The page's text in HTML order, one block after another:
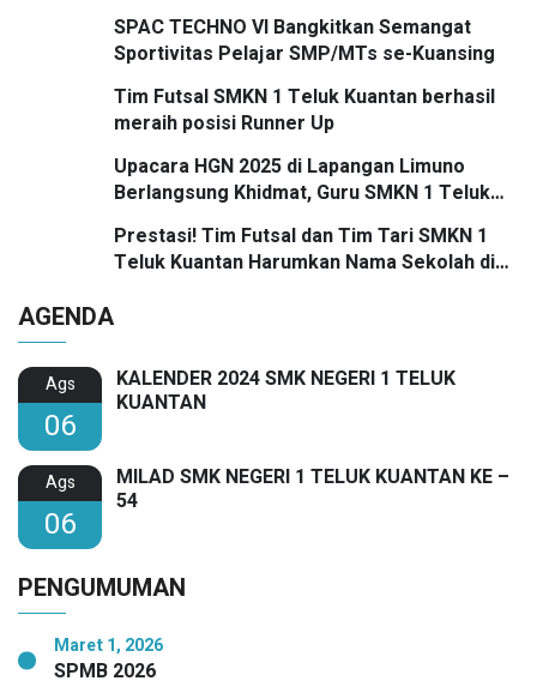
SPAC TECHNO VI Bangkitkan Semangat
Sportivitas Pelajar SMP/MTs se-Kuansing
Tim Futsal SMKN 1 Teluk Kuantan berhasil
meraih posisi Runner Up
Upacara HGN 2025 di Lapangan Limuno
Berlangsung Khidmat, Guru SMKN 1 Teluk
Prestasi! Tim Futsal dan Tim Tari SMKN 1
Teluk Kuantan Harumkan Nama Sekolah di
AGENDA
Ags
06
KALENDER 2024 SMK NEGERI 1 TELUK
KUANTAN
Ags
06
MILAD SMK NEGERI 1 TELUK KUANTAN KE –
54
PENGUMUMAN
Maret 1, 2026
SPMB 2026